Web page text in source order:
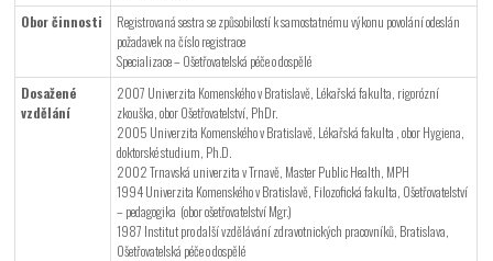
Obor činnosti
Registrovaná sestra se způsobilostí k samostatnému výkonu povolání odeslán
požadavek na číslo registrace
Specializace – Ošetřovatelská péče o dospělé
Dosažené
vzdělání
2007 Univerzita Komenského v Bratislavě, Lékařská fakulta, rigorózní
zkouška, obor Ošetřovatelství, PhDr.
2005 Univerzita Komenského v Bratislavě, Lékařská fakulta , obor Hygiena,
doktorské studium, Ph.D.
2002 Trnavská univerzita v Trnavě, Master Public Health, MPH
1994 Univerzita Komenského v Bratislavě, Filozofická fakulta, Ošetřovatelství
– pedagogika (obor ošetřovatelství Mgr.)
1987 Institut pro další vzdělávání zdravotnických pracovníků, Bratislava,
Ošetřovatelská péče o dospělé